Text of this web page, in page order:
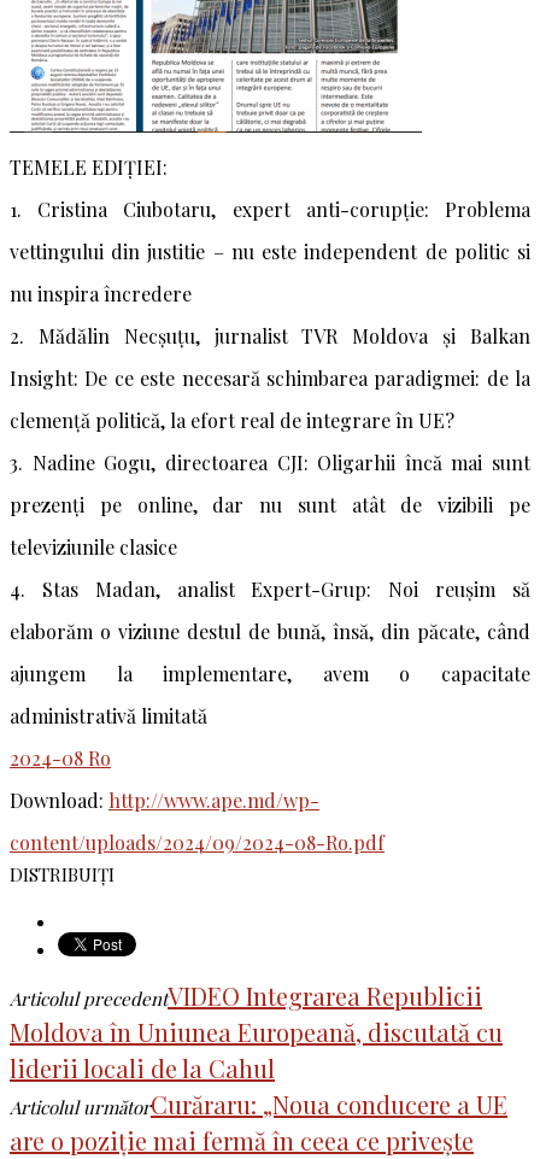
TEMELE EDIȚIEI:
1. Cristina Ciubotaru, expert anti-corupție: Problema
vettingului din justitie – nu este independent de politic si
nu inspira încredere
2. Mădălin Necșuțu, jurnalist TVR Moldova și Balkan
Insight: De ce este necesară schimbarea paradigmei: de la
clemență politică, la efort real de integrare în UE?
3. Nadine Gogu, directoarea CJI: Oligarhii încă mai sunt
prezenți pe online, dar nu sunt atât de vizibili pe
televiziunile clasice
4. Stas Madan, analist Expert-Grup: Noi reușim să
elaborăm o viziune destul de bună, însă, din păcate, când
ajungem la implementare, avem o capacitate
administrativă limitată
2024-08 Ro
Download: http://www.ape.md/wp-
content/uploads/2024/09/2024-08-Ro.pdf
DISTRIBUIȚI
Articolul precedentVIDEO Integrarea Republicii
Moldova în Uniunea Europeană, discutată cu
liderii locali de la Cahul
Articolul următorCurăraru: „Noua conducere a UE
are o poziție mai fermă în ceea ce privește